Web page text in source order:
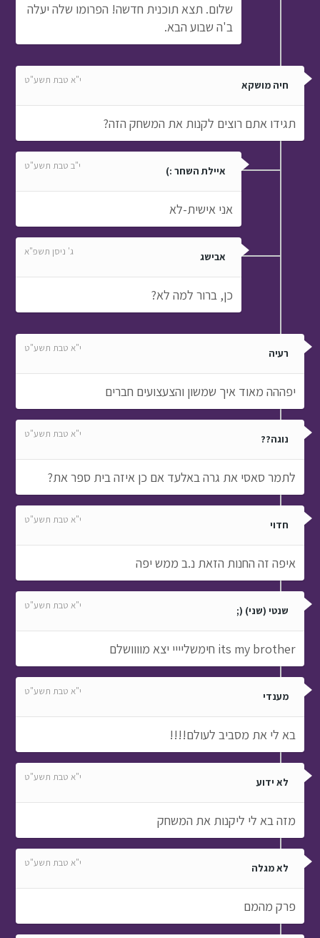
שלום. תצא תוכנית חדשה! הפרומו שלה יעלה
ב'ה שבוע הבא.
חיה מושקא י"א טבת תשע"ט
תגידו אתם רוצים לקנות את המשחק הזה?
איילת השחר :) י"ב טבת תשע"ט
אני אישית-לא
אבישג ג' ניסן תשפ"א
כן, ברור למה לא?
רעיה י"א טבת תשע"ט
יפההה מאוד איך שמשון והצעצועים חברים
נוגה?? י"א טבת תשע"ט
לתמר סאסי את גרה באלעד אם כן איזה בית ספר את?
חדוי י"א טבת תשע"ט
איפה זה החנות הזאת נ.ב ממש יפה
שנטי (שני) (; י"א טבת תשע"ט
its my brother חימשליייי יצא מוווושלם
מענדי י"א טבת תשע"ט
בא לי את מסביב לעולם!!!!
לא ידוע י"א טבת תשע"ט
מזה בא לי ליקנות את המשחק
לא מגלה י"א טבת תשע"ט
פרק מהמם